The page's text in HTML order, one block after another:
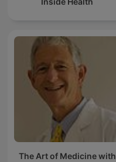
The Art of Medicine with